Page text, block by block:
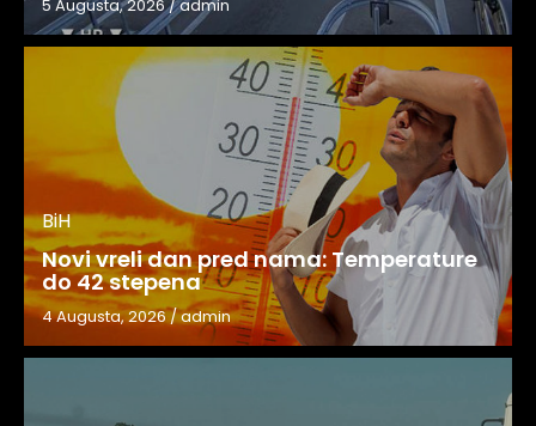
5 Augusta, 2026/admin
BiH
Novi vreli dan pred nama: Temperature
do 42 stepena
4 Augusta, 2026/admin